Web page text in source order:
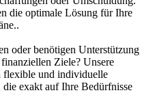
die optimale Lösung für Ihre
oder benötigen Unterstützung
Ziele? Unsere
flexible und individuelle
exakt auf Ihre Bedürfnisse